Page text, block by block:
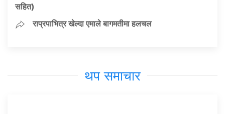
सहित)
राप्रपाभित्र खेल्दा एमाले बागमतीमा हलचल
थप समाचार